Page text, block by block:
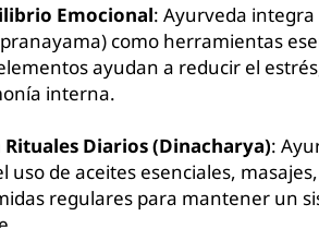
Emocional: Ayurveda
como herramientas
ayudan a reducir el
interna.
Diarios (Dinacharya):
uso de aceites esenciales,
regulares para mantener un